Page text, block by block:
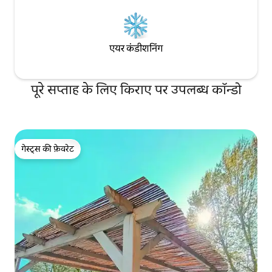
एयर कंडीशनिंग
पूरे सप्ताह के लिए किराए पर उपलब्ध कॉन्डो
गेस्ट्स की फ़ेवरेट
गेस्ट्स की फ़ेवरेट